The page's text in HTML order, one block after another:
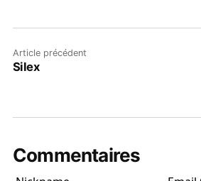
Article précédent
Silex
Commentaires